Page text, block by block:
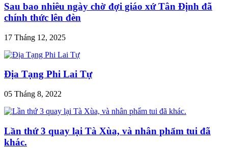
Sau bao nhiêu ngày chờ đợi giáo xứ Tân Định đã
chính thức lên đèn
17 Tháng 12, 2025
Địa Tạng Phi Lai Tự
05 Tháng 8, 2022
Lần thứ 3 quay lại Tà Xùa, và nhân phẩm tui đã
khác.